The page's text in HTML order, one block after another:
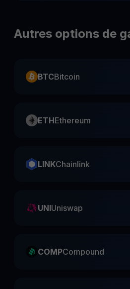
Autres options de
BTCBitcoin
ETHEthereum
LINKChainlink
UNIUniswap
COMPCompound